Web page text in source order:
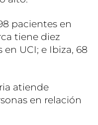
pacientes en
tiene diez
UCI; e Ibiza, 68
atiende
en relación